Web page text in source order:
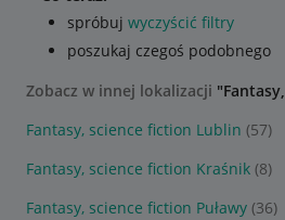
spróbuj wyczyścić filtry
poszukaj czegoś podobnego
Zobacz w innej lokalizacji
Fantasy, science fiction Lublin (57)
Fantasy, science fiction Kraśnik (8)
Fantasy, science fiction Puławy (36)